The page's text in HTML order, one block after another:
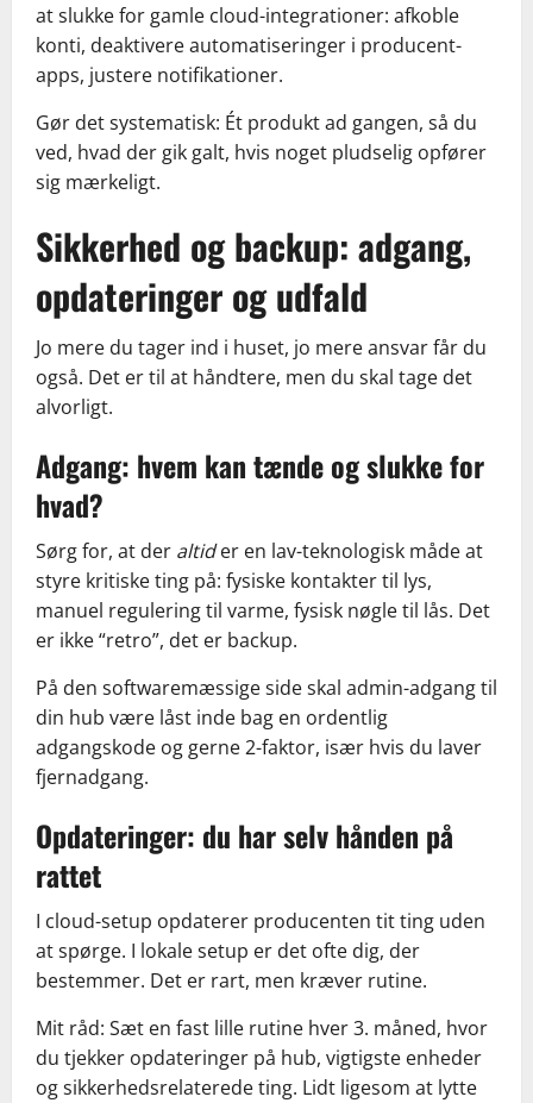
at slukke for gamle cloud-integrationer: afkoble
konti, deaktivere automatiseringer i producent-
apps, justere notifikationer.
Gør det systematisk: Ét produkt ad gangen, så du
ved, hvad der gik galt, hvis noget pludselig opfører
sig mærkeligt.
Sikkerhed og backup: adgang,
opdateringer og udfald
Jo mere du tager ind i huset, jo mere ansvar får du
også. Det er til at håndtere, men du skal tage det
alvorligt.
Adgang: hvem kan tænde og slukke for
hvad?
Sørg for, at der altider en lav-teknologisk måde at
styre kritiske ting på: fysiske kontakter til lys,
manuel regulering til varme, fysisk nøgle til lås. Det
er ikke “retro”, det er backup.
På den softwaremæssige side skal admin-adgang til
din hub være låst inde bag en ordentlig
adgangskode og gerne 2-faktor, især hvis du laver
fjernadgang.
Opdateringer: du har selv hånden på
rattet
I cloud-setup opdaterer producenten tit ting uden
at spørge. I lokale setup er det ofte dig, der
bestemmer. Det er rart, men kræver rutine.
Mit råd: Sæt en fast lille rutine hver 3. måned, hvor
du tjekker opdateringer på hub, vigtigste enheder
og sikkerhedsrelaterede ting. Lidt ligesom at lytte